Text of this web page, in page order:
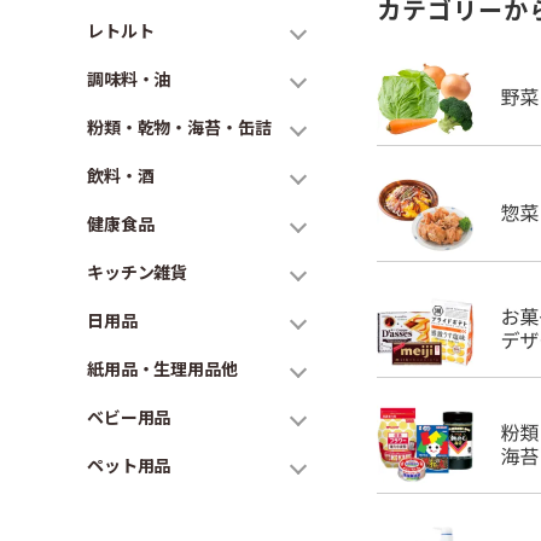
レトルト
調味料・油
粉類・乾物・海苔・缶詰
飲料・酒
健康食品
キッチン雑貨
日用品
紙用品・生理用品他
ベビー用品
ペット用品
カテゴリーか